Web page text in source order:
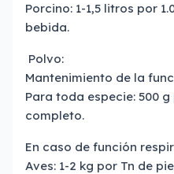
Porcino: 1-1,5 litros por
bebida.
Polvo:
Mantenimiento de la
Para toda especie: 500
completo.
En caso de función
Aves: 1-2 kg por Tn de